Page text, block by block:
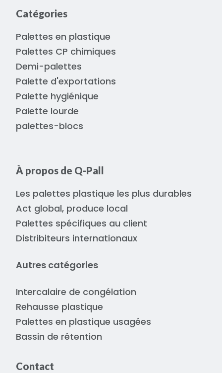
Catégories
Palettes en plastique
Palettes CP chimiques
Demi-palettes
Palette d'exportations
Palette hygiénique
Palette lourde
palettes-blocs
À propos de Q-Pall
Les palettes plastique les plus durables
Act global, produce local
Palettes spécifiques au client
Distribiteurs internationaux
Autres catégories
Intercalaire de congélation
Rehausse plastique
Palettes en plastique usagées
Bassin de rétention
Contact